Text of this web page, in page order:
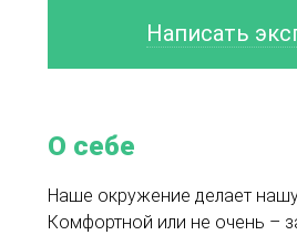
О себе
Наше окружение делает
Комфортной или не очень –
Написать